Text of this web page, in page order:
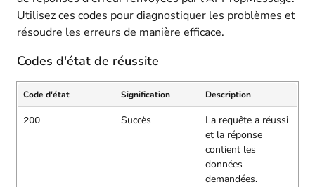
Utilisez ces codes pour diagnostiquer les problèmes et
résoudre les erreurs de manière efficace.
Codes d'état de réussite
Code d'état Signification Description
200 Succès
La requête a réussi
et la réponse
contient les
données
demandées.